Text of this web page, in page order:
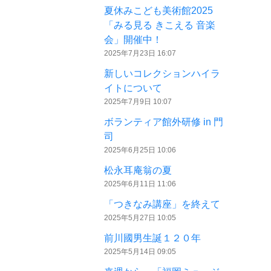
夏休みこども美術館2025
「みる見る きこえる 音楽
会」開催中！
2025年7月23日 16:07
新しいコレクションハイラ
イトについて
2025年7月9日 10:07
ボランティア館外研修 in 門
司
2025年6月25日 10:06
松永耳庵翁の夏
2025年6月11日 11:06
「つきなみ講座」を終えて
2025年5月27日 10:05
前川國男生誕１２０年
2025年5月14日 09:05